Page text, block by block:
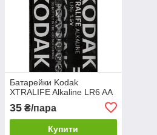
Батарейки Kodak
XTRALIFE Alkaline LR6 AA
35 ₴/пара
Купити